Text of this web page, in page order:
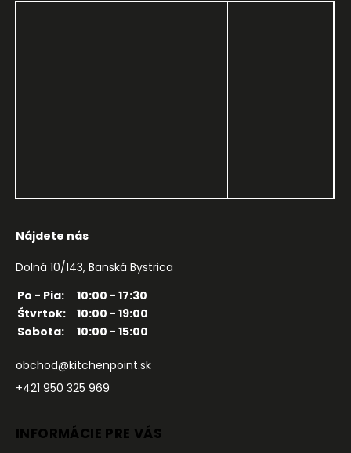
Nájdete nás
Dolná 10/143, Banská Bystrica
Po - Pia:
10:00 - 17:30
Štvrtok:
10:00 - 19:00
Sobota:
10:00 - 15:00
obchod@kitchenpoint.sk
+421 950 325 969
INFORMÁCIE PRE VÁS